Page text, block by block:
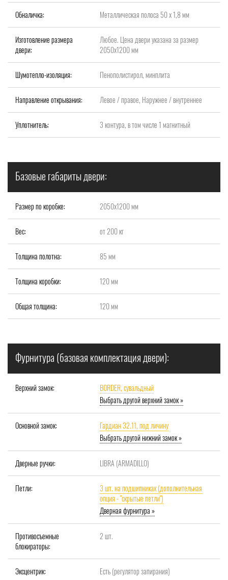
Обналичка: Металлическая полоса 50 х 1,8 мм
Изготовление размера
двери:
Любое. Цена двери указана за размер
2050х1200 мм
Шумотепло-изоляция: Пенополистирол, минплита
Направление открывания: Левое / правое, Наружнее / внутреннее
Уплотнитель: 3 контура, в том числе 1 магнитный
Базовые габариты двери:
Размер по коробке: 2050х1200 мм
Вес: от 200 кг
Толщина полотна: 85 мм
Толщина коробки: 120 мм
Общая толщина: 120 мм
Фурнитура (базовая комплектация двери):
Верхний замок:
BORDER, сувальдный
Выбрать другой верхний замок »
Основной замок:
Гардиан 32.11, под личину
Выбрать другой нижний замок »
Дверные ручки: LIBRA (ARMADILLO)
Петли:
3 шт. на подшипниках (дополнительная
опция - "скрытые петли")
Дверная фурнитура »
Противосъемные
блокираторы:
2 шт.
Эксцентрик: Есть (регулятор запирания)